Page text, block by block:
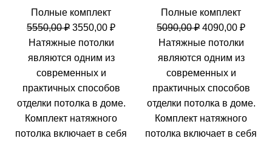
Полные комплект
5550,00₽ Первоначальная
цена
составляла
5550,00 ₽.
3550,00 ₽Текущая
3550,00 ₽.
Натяжные потолки
являются одним из
современных и
практичных способов
отделки потолка в доме.
Комплект натяжного
потолка включает в себя
Полные комплект
5090,00₽
цена
составляла
5090,00 ₽.
4090,00 ₽
Натяжные потолки
являются одним из
современных и
практичных способов
отделки потолка в доме.
Комплект натяжного
потолка включает в себя